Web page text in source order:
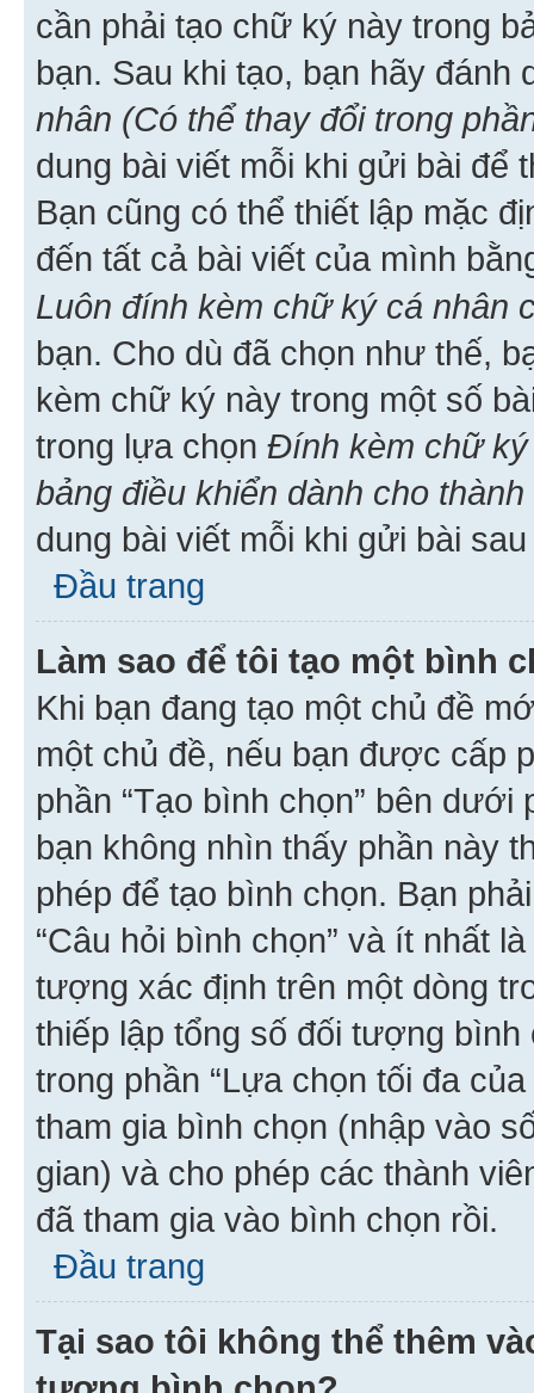
cần phải tạo chữ ký này trong
bạn. Sau khi tạo, bạn hãy
nhân (Có thể thay đổi trong
dung bài viết mỗi khi gửi bài để
Bạn cũng có thể thiết lập mặc
đến tất cả bài viết của mình
Luôn đính kèm chữ ký cá nhân
bạn. Cho dù đã chọn như thế,
kèm chữ ký này trong một số
trong lựa chọn Đính kèm chữ
bảng điều khiển dành cho
dung bài viết mỗi khi gửi bài sau
Đầu trang
Làm sao để tôi tạo một bình
Khi bạn đang tạo một chủ đề
một chủ đề, nếu bạn được cấp
phần “Tạo bình chọn” bên
bạn không nhìn thấy phần này
phép để tạo bình chọn. Bạn
“Câu hỏi bình chọn” và ít nhất
tượng xác định trên một dòng
thiếp lập tổng số đối tượng
trong phần “Lựa chọn tối đa
tham gia bình chọn (nhập vào
gian) và cho phép các thành
đã tham gia vào bình chọn rồi.
Đầu trang
Tại sao tôi không thể thêm